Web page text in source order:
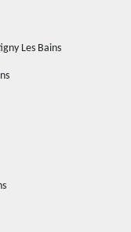
Les Bains